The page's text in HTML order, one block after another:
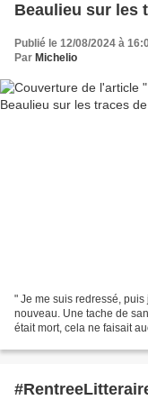
Beaulieu sur les
Publié le 12/08/2024 à
Par Michelio
" Je me suis redressé,
nouveau. Une tache de
était mort, cela ne faisait